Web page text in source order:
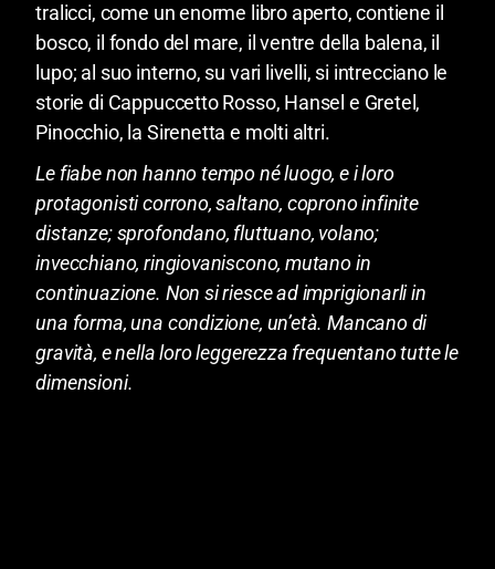
tralicci, come un enorme libro aperto, contiene il
bosco, il fondo del mare, il ventre della balena, il
lupo; al suo interno, su vari livelli, si intrecciano le
storie di Cappuccetto Rosso, Hansel e Gretel,
Pinocchio, la Sirenetta e molti altri.
Le fiabe non hanno tempo né luogo, e i loro
protagonisti corrono, saltano, coprono infinite
distanze; sprofondano, fluttuano, volano;
invecchiano, ringiovaniscono, mutano in
continuazione. Non si riesce ad imprigionarli in
una forma, una condizione, un’età. Mancano di
gravità, e nella loro leggerezza frequentano tutte le
dimensioni.